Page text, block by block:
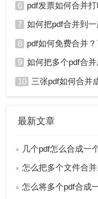
4、选择“文件”>“导出
存到指定位置。
结论
以上就是几个pdf怎么合
PDF文件合并为一个文件
通过使用专业的PDF编
选择哪种方法，都需要
排版和样式，以确保合
6 pdf发票如何合并打
7 如何把pdf合并到一起
8 pdf如何免费合并
9 如何把多个pdf合并成
10 三张pdf如何合并成
最新文章
● 几个pdf怎么合成一个
● 怎么把多个文件合并成
● 怎么将多个pdf合成一